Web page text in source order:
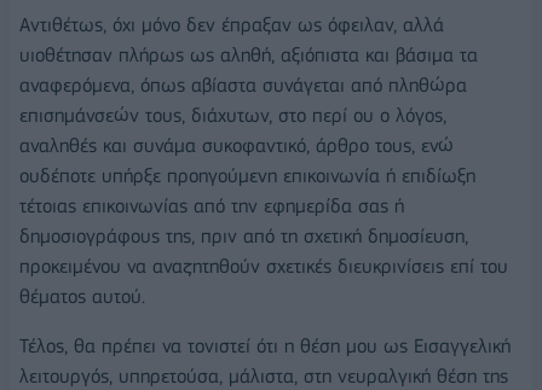
Αντιθέτως, όχι μόνο δεν έπραξαν ως όφειλαν, αλλά
υιοθέτησαν πλήρως ως αληθή, αξιόπιστα και βάσιμα τα
αναφερόμενα, όπως αβίαστα συνάγεται από πληθώρα
επισημάνσεών τους, διάχυτων, στο περί ου ο λόγος,
αναληθές και συνάμα συκοφαντικό, άρθρο τους, ενώ
ουδέποτε υπήρξε προηγούμενη επικοινωνία ή επιδίωξη
τέτοιας επικοινωνίας από την εφημερίδα σας ή
δημοσιογράφους της, πριν από τη σχετική δημοσίευση,
προκειμένου να αναζητηθούν σχετικές διευκρινίσεις επί του
θέματος αυτού.
Τέλος, θα πρέπει να τονιστεί ότι η θέση μου ως Εισαγγελική
λειτουργός, υπηρετούσα, μάλιστα, στη νευραλγική θέση της